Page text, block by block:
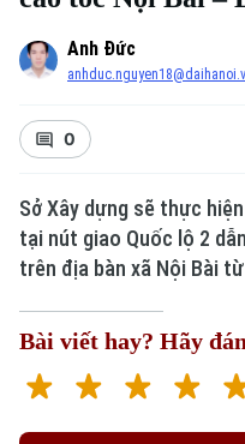
Anh Đức
0
Sở Xây dựng sẽ thực
tại nút giao Quốc lộ 2
trên địa bàn xã Nội Bài
Bài viết hay? Hãy